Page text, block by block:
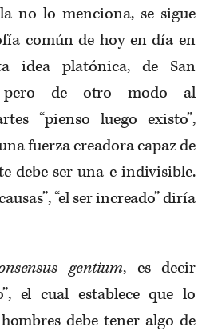
no lo menciona, se sigue
común de hoy en día en
idea platónica, de San
pero de otro modo al
“pienso luego existo”,
fuerza creadora capaz de
debe ser una e indivisible.
“el ser increado” diría
gentium, es decir
el cual establece que lo
debe tener algo de